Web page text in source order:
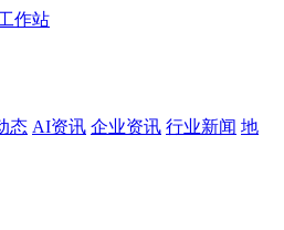
态 AI资讯 企业资讯 行业新闻 地